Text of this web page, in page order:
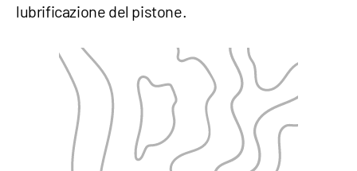
lubrificazione del pistone.